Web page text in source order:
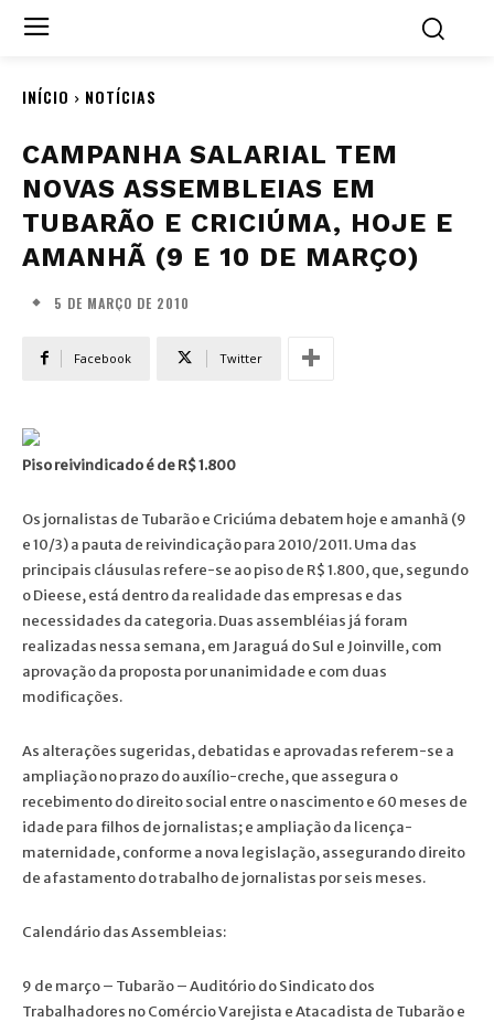
INÍCIO NOTÍCIAS
CAMPANHA SALARIAL TEM
NOVAS ASSEMBLEIAS EM
TUBARÃO E CRICIÚMA, HOJE E
AMANHÃ (9 E 10 DE MARÇO)
5 DE MARÇO DE 2010
Facebook Twitter
Piso reivindicado é de R$ 1.800
Os jornalistas de Tubarão e Criciúma debatem hoje e amanhã (9
e 10/3) a pauta de reivindicação para 2010/2011. Uma das
principais cláusulas refere-se ao piso de R$ 1.800, que, segundo
o Dieese, está dentro da realidade das empresas e das
necessidades da categoria. Duas assembléias já foram
realizadas nessa semana, em Jaraguá do Sul e Joinville, com
aprovação da proposta por unanimidade e com duas
modificações.
As alterações sugeridas, debatidas e aprovadas referem-se a
ampliação no prazo do auxílio-creche, que assegura o
recebimento do direito social entre o nascimento e 60 meses de
idade para filhos de jornalistas; e ampliação da licença-
maternidade, conforme a nova legislação, assegurando direito
de afastamento do trabalho de jornalistas por seis meses.
Calendário das Assembleias:
9 de março – Tubarão – Auditório do Sindicato dos
Trabalhadores no Comércio Varejista e Atacadista de Tubarão e